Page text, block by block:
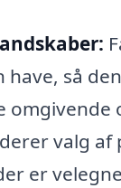
have, så
omgivende
valg
er